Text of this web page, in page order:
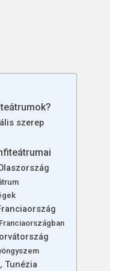
szerep
Tunézia